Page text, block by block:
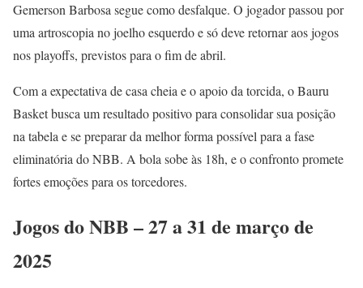
Gemerson Barbosa segue como desfalque. O jogador passou por
uma artroscopia no joelho esquerdo e só deve retornar aos jogos
nos playoffs, previstos para o fim de abril.
Com a expectativa de casa cheia e o apoio da torcida, o Bauru
Basket busca um resultado positivo para consolidar sua posição
na tabela e se preparar da melhor forma possível para a fase
eliminatória do NBB. A bola sobe às 18h, e o confronto promete
fortes emoções para os torcedores.
Jogos do NBB – 27 a 31 de março de
2025